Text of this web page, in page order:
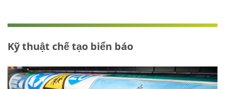
Kỹ thuật chế tạo biển báo